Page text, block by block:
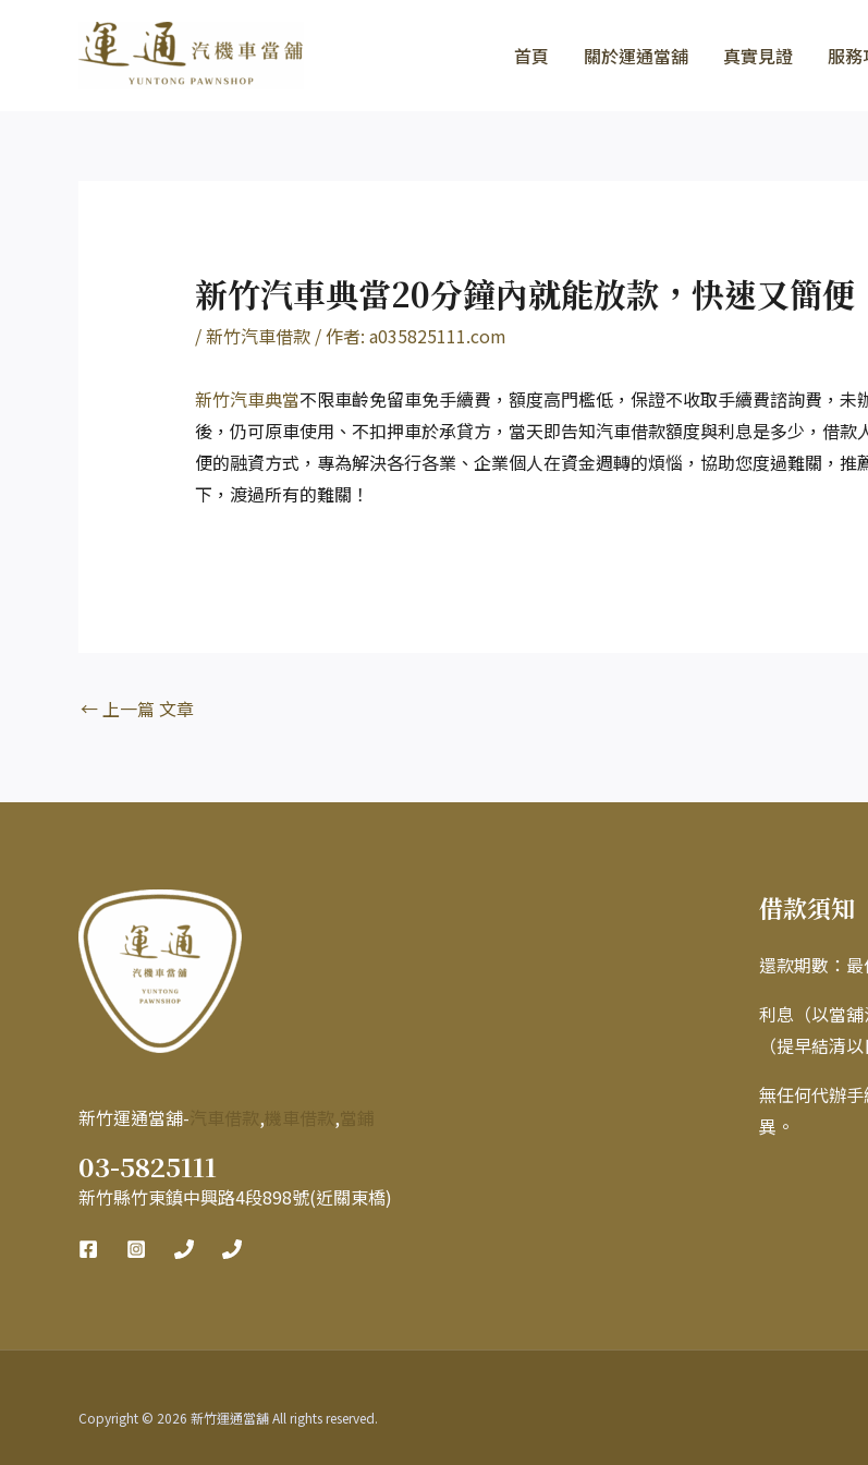
首頁 關於運通當舖 真實見證 服務
新竹汽車典當20分鐘內就能放款，快速又簡便
/新竹汽車借款/ 作者: a035825111.com
新竹汽車典當不限車齡免留車免手續費，額度高門檻低，保證不收取手續費諮詢費，
後，仍可原車使用、不扣押車於承貸方，當天即告知汽車借款額度與利息是多少，借
便的融資方式，專為解決各行各業、企業個人在資金週轉的煩惱，協助您度過難關，
下，渡過所有的難關！
navigation
←上一篇 文章
新竹運通當舖- , ,
03-5825111
新竹縣竹東鎮中興路4段898號(近關東橋)
借款須知
還款期數：最
利息（以當
（提早結清
無任何代辦
異。
Copyright © 2026 新竹運通當舖 All rights reserved.